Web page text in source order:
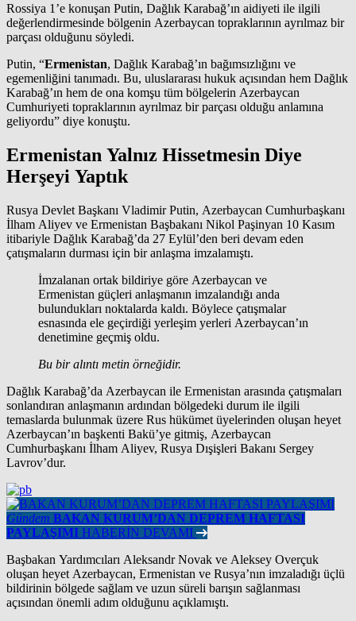
Rossiya 1’e konuşan Putin, Dağlık Karabağ’ın aidiyeti ile ilgili
değerlendirmesinde bölgenin Azerbaycan topraklarının ayrılmaz bir
parçası olduğunu söyledi.
Putin, “Ermenistan, Dağlık Karabağ’ın bağımsızlığını ve
egemenliğini tanımadı. Bu, uluslararası hukuk açısından hem Dağlık
Karabağ’ın hem de ona komşu tüm bölgelerin Azerbaycan
Cumhuriyeti topraklarının ayrılmaz bir parçası olduğu anlamına
geliyordu” diye konuştu.
Ermenistan Yalnız Hissetmesin Diye
Herşeyi Yaptık
Rusya Devlet Başkanı Vladimir Putin, Azerbaycan Cumhurbaşkanı
İlham Aliyev ve Ermenistan Başbakanı Nikol Paşinyan 10 Kasım
itibariyle Dağlık Karabağ’da 27 Eylül’den beri devam eden
çatışmaların durması için bir anlaşma imzalamıştı.
İmzalanan ortak bildiriye göre Azerbaycan ve
Ermenistan güçleri anlaşmanın imzalandığı anda
bulundukları noktalarda kaldı. Böylece çatışmalar
esnasında ele geçirdiği yerleşim yerleri Azerbaycan’ın
denetimine geçmiş oldu.
Bu bir alıntı metin örneğidir.
Dağlık Karabağ’da Azerbaycan ile Ermenistan arasında çatışmaları
sonlandıran anlaşmanın ardından bölgedeki durum ile ilgili
temaslarda bulunmak üzere Rus hükümet üyelerinden oluşan heyet
Azerbaycan’ın başkenti Bakü’ye gitmiş, Azerbaycan
Cumhurbaşkanı İlham Aliyev, Rusya Dışişleri Bakanı Sergey
Lavrov’dur.
Gündem BAKAN KURUM’DAN DEPREM HAFTASI
PAYLAŞIMI HABERİN DEVAMI
Başbakan Yardımcıları Aleksandr Novak ve Aleksey Overçuk
oluşan heyet Azerbaycan, Ermenistan ve Rusya’nın imzaladığı üçlü
bildirinin bölgede sağlam ve uzun süreli barışın sağlanması
açısından önemli adım olduğunu açıklamıştı.